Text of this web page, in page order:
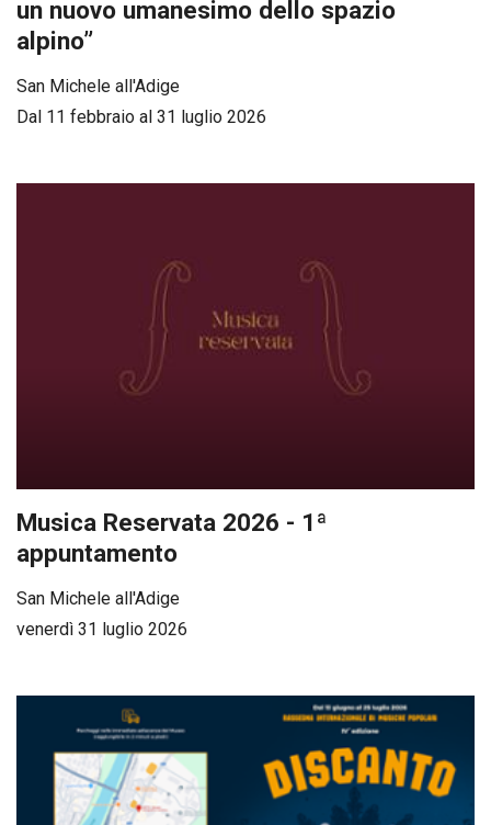
un nuovo umanesimo dello spazio
alpino”
San Michele all'Adige
Dal 11 febbraio al 31 luglio 2026
Musica Reservata 2026 - 1ª
appuntamento
San Michele all'Adige
venerdì 31 luglio 2026